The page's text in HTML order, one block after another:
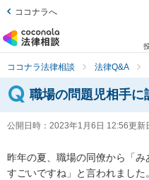
ココナラへ
ココナラ法律相談 法律Q&A
職場の問題児相手に
公開日時： 2023年1月6日 12:56更新
昨年の夏、職場の同僚から「
すごいですね」と言われました。